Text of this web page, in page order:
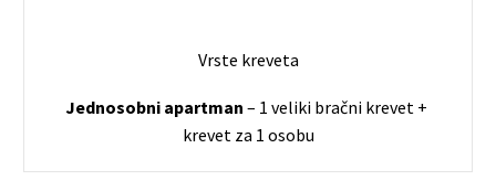
Vrste kreveta
Jednosobni apartman – 1 veliki bračni krevet +
krevet za 1 osobu